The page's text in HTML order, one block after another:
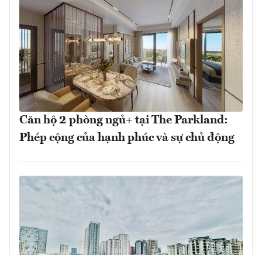
Căn hộ 2 phòng ngủ+ tại The Parkland:
Phép cộng của hạnh phúc và sự chủ động